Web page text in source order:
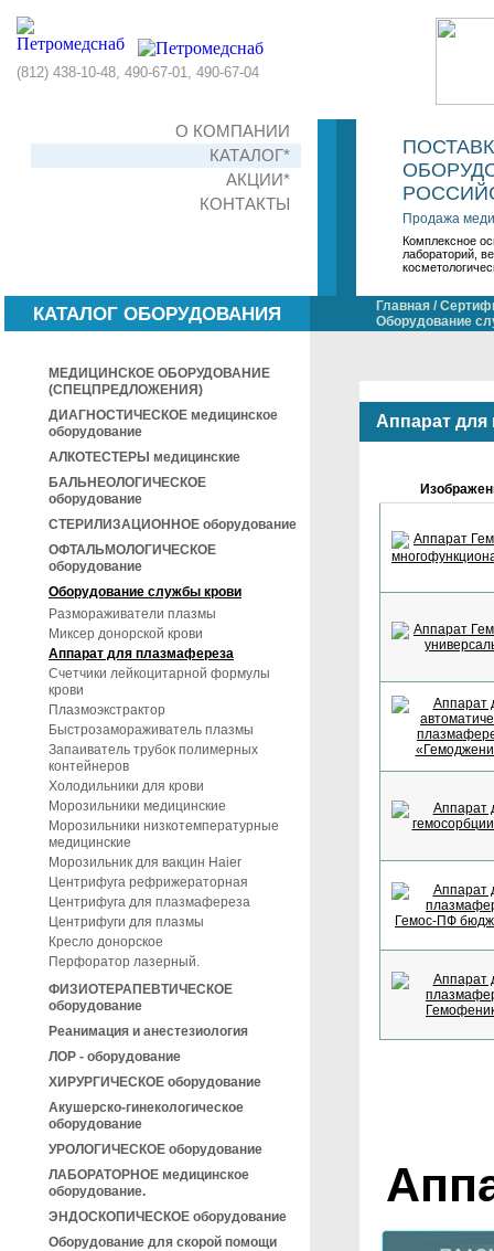
(812) 438-10-48, 490-67-01, 490-67-04
О КОМПАНИИ
КАТАЛОГ*
АКЦИИ*
КОНТАКТЫ
Продажа
Комплексное
лабораторий,
КАТАЛОГ ОБОРУДОВАНИЯ
МЕДИЦИНСКОЕ ОБОРУДОВАНИЕ
(СПЕЦПРЕДЛОЖЕНИЯ)
ДИАГНОСТИЧЕСКОЕ медицинское
оборудование
АЛКОТЕСТЕРЫ медицинские
БАЛЬНЕОЛОГИЧЕСКОЕ
оборудование
СТЕРИЛИЗАЦИОННОЕ оборудование
ОФТАЛЬМОЛОГИЧЕСКОЕ
оборудование
Оборудование службы крови
Размораживатели плазмы
Миксер донорской крови
Аппарат для плазмафереза
Счетчики лейкоцитарной формулы
крови
Плазмоэкстрактор
Быстрозамораживатель плазмы
Запаиватель трубок полимерных
контейнеров
Холодильники для крови
Морозильники медицинские
Морозильники низкотемпературные
медицинские
Морозильник для вакцин Haier
Центрифуга рефрижераторная
Центрифуга для плазмафереза
Центрифуги для плазмы
Кресло донорское
Перфоратор лазерный.
ФИЗИОТЕРАПЕВТИЧЕСКОЕ
оборудование
Реанимация и анестезиология
ЛОР - оборудование
ХИРУРГИЧЕСКОЕ оборудование
Акушерско-гинекологическое
оборудование
УРОЛОГИЧЕСКОЕ оборудование
ЛАБОРАТОРНОЕ медицинское
оборудование.
ЭНДОСКОПИЧЕСКОЕ оборудование
Оборудование для скорой помощи
Главная /
Оборудование
Аппарат для